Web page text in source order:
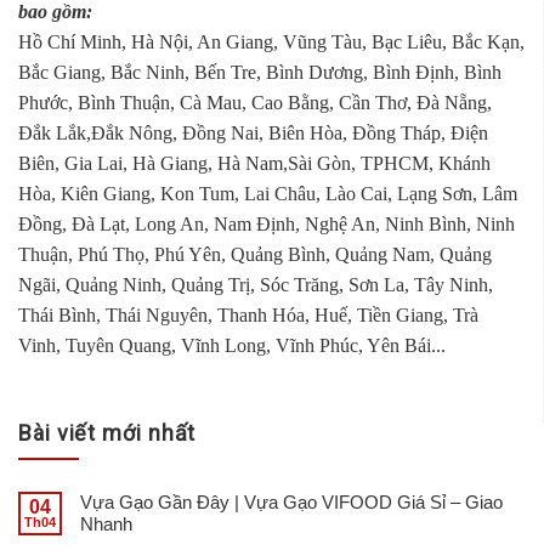
bao gồm:
Hồ Chí Minh, Hà Nội, An Giang, Vũng Tàu, Bạc Liêu, Bắc Kạn,
Bắc Giang, Bắc Ninh, Bến Tre, Bình Dương, Bình Định, Bình
Phước, Bình Thuận, Cà Mau, Cao Bằng, Cần Thơ, Đà Nẵng,
Đắk Lắk,Đắk Nông, Đồng Nai, Biên Hòa, Đồng Tháp, Điện
Biên, Gia Lai, Hà Giang, Hà Nam,Sài Gòn, TPHCM, Khánh
Hòa, Kiên Giang, Kon Tum, Lai Châu, Lào Cai, Lạng Sơn, Lâm
Đồng, Đà Lạt, Long An, Nam Định, Nghệ An, Ninh Bình, Ninh
Thuận, Phú Thọ, Phú Yên, Quảng Bình, Quảng Nam, Quảng
Ngãi, Quảng Ninh, Quảng Trị, Sóc Trăng, Sơn La, Tây Ninh,
Thái Bình, Thái Nguyên, Thanh Hóa, Huế, Tiền Giang, Trà
Vinh, Tuyên Quang, Vĩnh Long, Vĩnh Phúc, Yên Bái...
Bài viết mới nhất
04
Th04
Vựa Gạo Gần Đây | Vựa Gạo VIFOOD Giá Sỉ – Giao
Nhanh